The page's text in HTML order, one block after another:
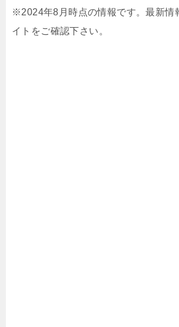
※2024年8月時点の情報です。最新情
イトをご確認下さい。